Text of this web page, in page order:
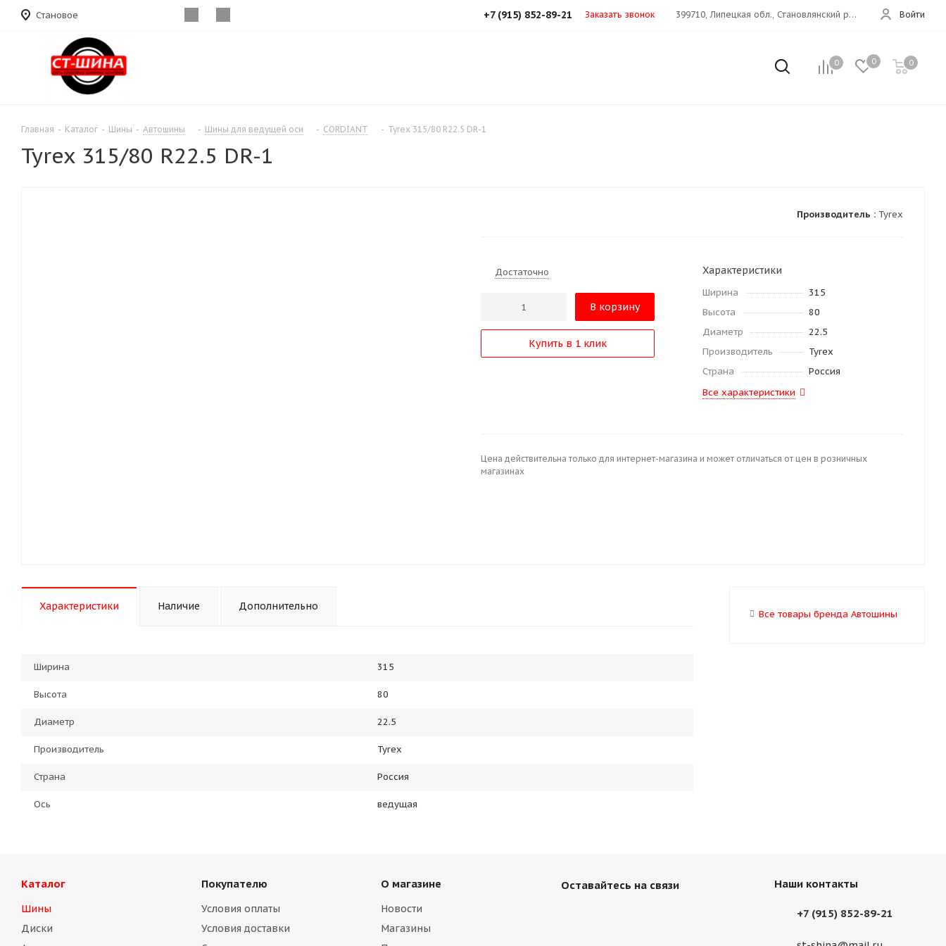
Становое Войти
399710, Липецкая обл., Становлянский р-н, с. Становое, ул. Московская, д.66Д (Дон 360 км)
+7 (915) 852-89-21 Заказать звонок
0 0 0
Главная - Каталог - Шины - Автошины - Шины для ведущей оси - CORDIANT - Tyrex 315/80 R22.5 DR-1
Tyrex 315/80 R22.5 DR-1
Производитель : Tyrex
Достаточно
В корзину
Купить в 1 клик
Характеристики
Ширина
315
Высота
80
Диаметр
22.5
Производитель
Tyrex
Страна
Россия
Все характеристики
Цена действительна только для интернет-магазина и может отличаться от цен в розничных
магазинах
Характеристики Наличие Дополнительно
Ширина 315
Высота 80
Диаметр 22.5
Производитель Tyrex
Страна Россия
Ось ведущая
Все товары бренда Автошины
Каталог
Шины
Диски
Покупателю
Условия оплаты
Условия доставки
О магазине
Новости
Магазины
Оставайтесь на связи Наши контакты
+7 (915) 852-89-21